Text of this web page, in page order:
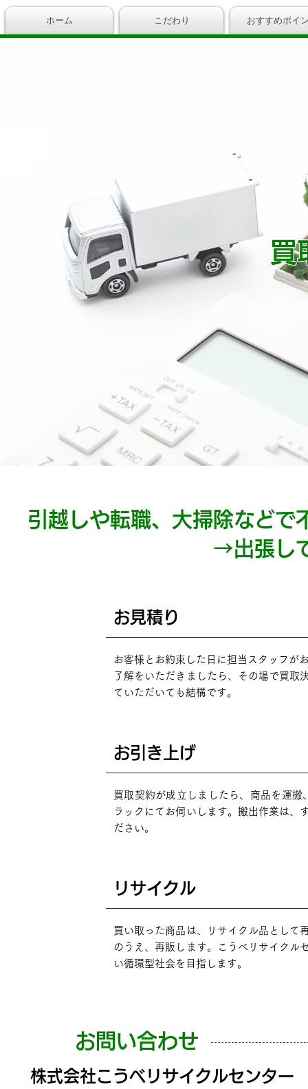
ホーム こだわり おすすめポイ
買
引越しや転職、大掃除などで
→出張し
お見積り
お客様とお約束した日に担当スタッフが
了解をいただきましたら、その場で買
ていただいても結構です。
お引き上げ
買取契約が成立しましたら、商品を運
ラックにてお伺いします。搬出作業は、
ださい。
リサイクル
買い取った商品は、リサイクル品として
のうえ、再販します。こうべリサイクル
い循環型社会を目指します。
お問い合わせ
株式会社こうべリサイクルセンター